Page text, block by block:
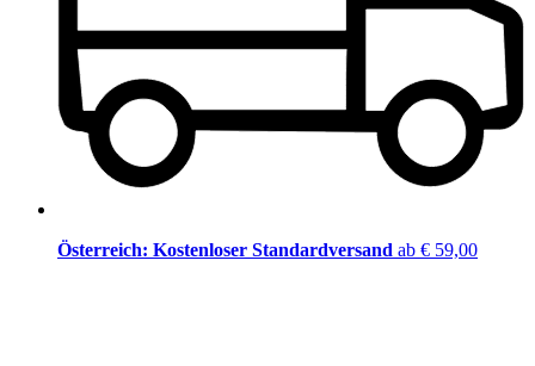
Österreich: Kostenloser Standardversand ab € 59,00